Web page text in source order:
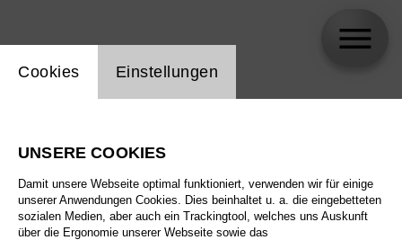
Einstellung Website Cookie
Cookies Einstellungen
UNSERE COOKIES
Damit unsere Webseite optimal funktioniert, verwenden wir für einige
unserer Anwendungen Cookies. Dies beinhaltet u. a. die eingebetteten
sozialen Medien, aber auch ein Trackingtool, welches uns Auskunft
über die Ergonomie unserer Webseite sowie das